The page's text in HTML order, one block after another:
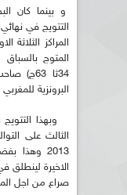
و بينما كان
34ثا
البرونزية للمغربي عبد
وبهذا التتويج
الاخيرة
صراع من اجل